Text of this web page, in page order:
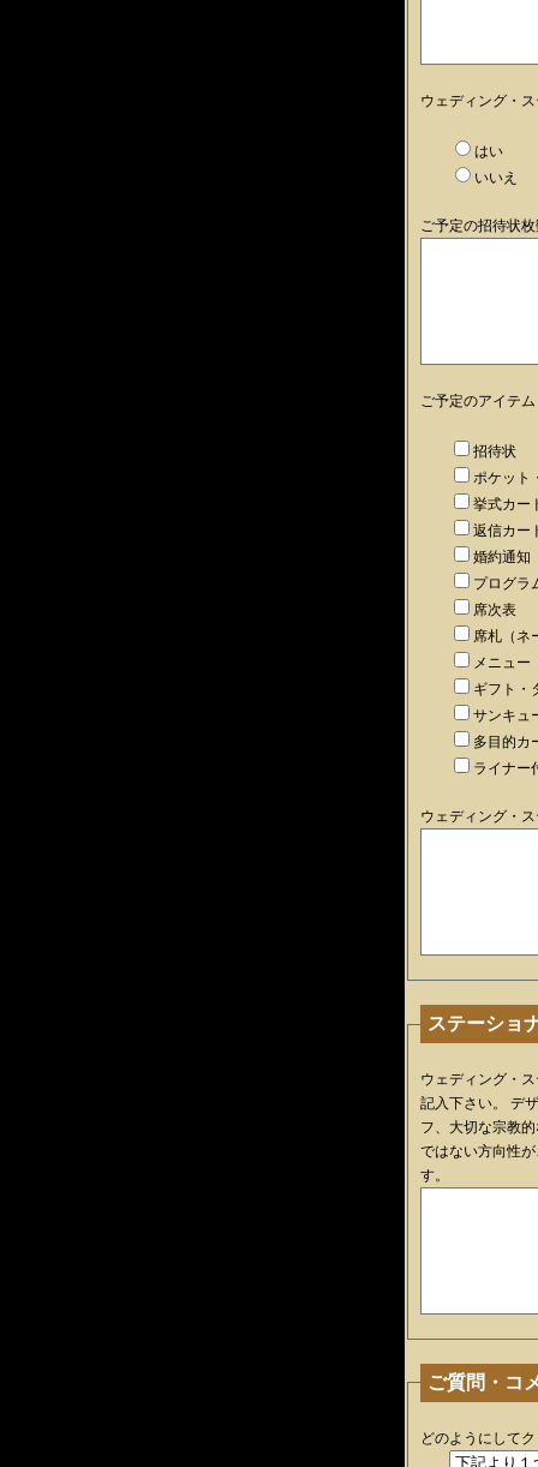
ウェディング・
はい
いいえ
ご予定の招待状
ご予定のアイテム
招待状
ポケット
挙式カー
返信カー
婚約通知
プログラ
席次表
席札（ネ
メニュー
ギフト・
サンキュ
多目的カ
ライナー
ウェディング・
ステーショ
ウェディング・
記入下さい。 デ
フ、大切な宗教
ではない方向性
す。
ご質問・コ
どのようにして